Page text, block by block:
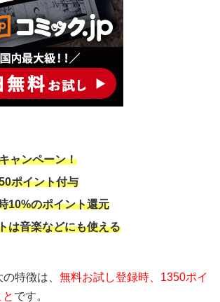
ャンペーン！
ポイント付与
10%のポイント還元
は音楽などにも使える
特徴は、 無料お試し登録時、1350ポイ
です。